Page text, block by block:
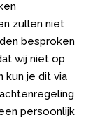
zullen niet
besproken
wij niet op
kun je dit via
persoonlijk